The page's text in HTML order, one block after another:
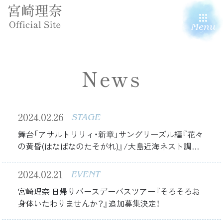
Menu
News
2024.02.26 STAGE
舞台「アサルトリリィ・新章」サングリーズル編『花々
の黄昏(はなばなのたそがれ)』/大島近海ネスト調査
2024.02.21 EVENT
宮崎理奈 日帰りバースデーバスツアー『そろそろお
身体いたわりませんか？』追加募集決定！